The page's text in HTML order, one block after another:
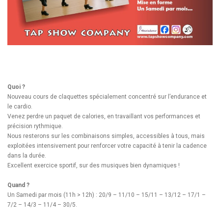
Quoi ?
Nouveau cours de claquettes spécialement concentré sur l’endurance et
le cardio.
Venez perdre un paquet de calories, en travaillant vos performances et
précision rythmique.
Nous resterons sur les combinaisons simples, accessibles à tous, mais
exploitées intensivement pour renforcer votre capacité à tenir la cadence
dans la durée.
Excellent exercice sportif, sur des musiques bien dynamiques !
Quand ?
Un Samedi par mois (11h > 12h) : 20/9 – 11/10 – 15/11 – 13/12 – 17/1 –
7/2 – 14/3 – 11/4 – 30/5.